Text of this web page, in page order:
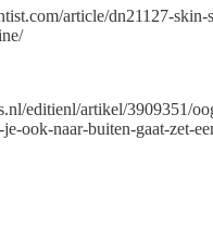
article/dn21127-skin-
editienl/artikel/3909351/
ook-naar-buiten-gaat-zet-